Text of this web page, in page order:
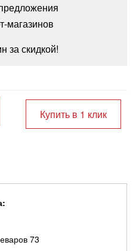
магазинов
за скидкой!
Купить в 1 клик
73